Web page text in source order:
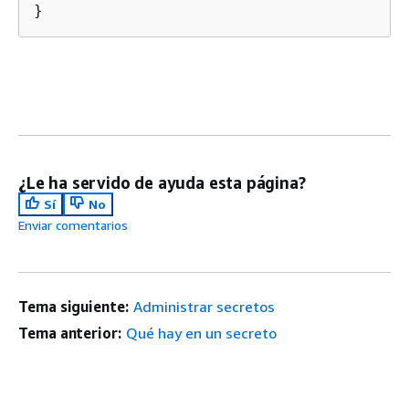
}
¿Le ha servido de ayuda esta página?
Sí
No
Enviar comentarios
Tema siguiente: Administrar secretos
Tema anterior: Qué hay en un secreto